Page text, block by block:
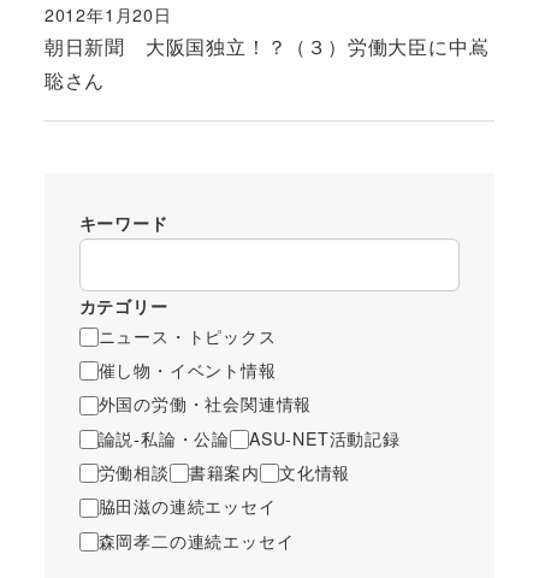
朝日新聞 大阪国独立！？（３）労働大臣に中嶌
聡さん
投稿日
2012年1月20日
キーワード
カテゴリー
ニュース・トピックス
催し物・イベント情報
外国の労働・社会関連情報
論説-私論・公論
ASU-NET活動記録
労働相談
書籍案内
文化情報
脇田滋の連続エッセイ
森岡孝二の連続エッセイ